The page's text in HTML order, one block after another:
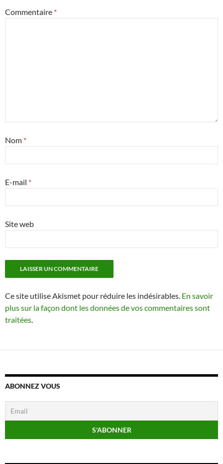
Commentaire *
Nom *
E-mail *
Site web
Ce site utilise Akismet pour réduire les indésirables. En savoir
plus sur la façon dont les données de vos commentaires sont
traitées.
ABONNEZ VOUS